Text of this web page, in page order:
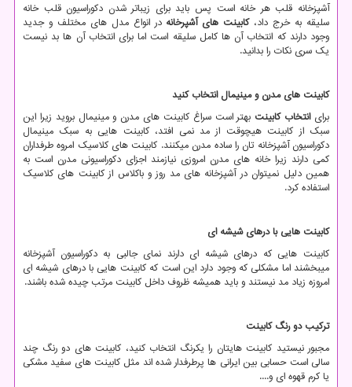
آشپزخانه قلب هر خانه است پس باید برای زیباتر شدن دکوراسیون قلب خانه
سلیقه به خرج داد،کابینت های آشپرخانه در انواع مدل های مختلف و جدید
وجود دارند که انتخاب آن ها کامل سلیقه است اما برای انتخاب آن ها بد نیست
یک سری نکات را بدانید.
کابینت های مدرن و مینیمال انتخاب کنید
برایانتخاب کابینت بهتر است سراغ کابینت های مدرن و مینیمال بروید زیرا این
سبک از کابینت هیچوقت از مد نمی افتد، کابینت هایی به سبک مینیمال
دکوراسیون آشپزخانه تان را ساده مدرن میکنند. کابینت های کلاسیک امروه طرفداران
کمی دارند زیرا خانه های مدرن امروزی نیازمند اجزای دکوراسیونی مدرن است به
همین دلیل نمیتوان در آشپزخانه های مد روز و باکلاس از کابینت های کلاسیک
استفاده کرد.
کابینت هایی با درهای شیشه ای
کابینت هایی که درهای شیشه ای دارند نمای جالبی به دکوراسیون آشپزخانه
میبخشند اما مشکلی که وجود دارد این است که کابینت هایی با درهای شیشه ای
امروزه زیاد مد نیستند و باید همیشه ظروف داخل کابینت مرتب چیده شده باشند.
ترکیب دو رنگ کابینت
مجبور نیستید کابینت هایتان را یکرنگ انتخاب کنید، کابینت های دو رنگ چند
سالی است حسابی بین ایرانی ها پرطرفدار شده اند مثل کابینت های سفید مشکی
یا کرم قهوه ای و....